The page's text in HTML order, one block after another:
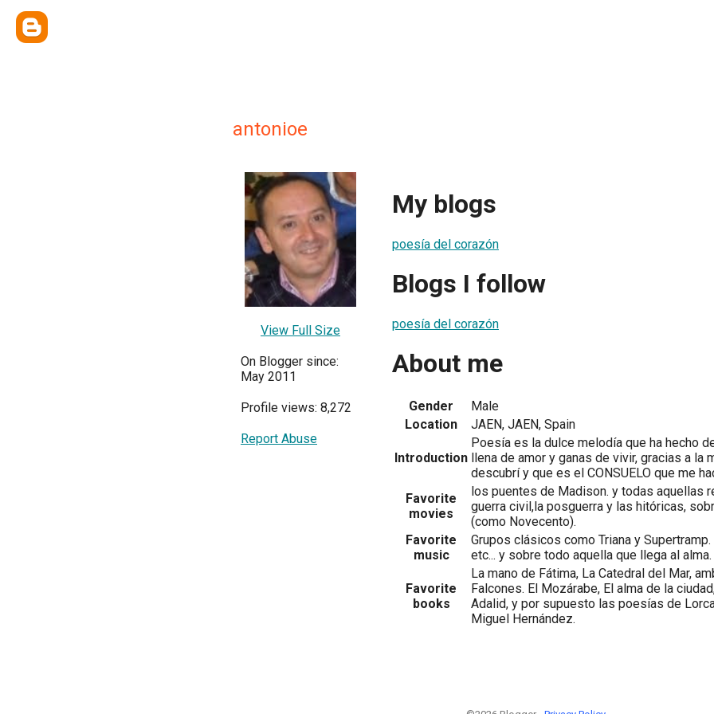
antonioe
View Full Size
On Blogger since:
May 2011
Profile views: 8,272
Report Abuse
My blogs
poesía del corazón
Blogs I follow
poesía del corazón
About me
Gender
Male
Location
JAEN, JAEN, Spain
Introduction
Poesía es la dulce melodía que ha hecho
llena de amor y ganas de vivir, gracias a la
descubrí y que es el CONSUELO que me
Favorite
movies
los puentes de Madison. y todas aquellas
guerra civil,la posguerra y las hitóricas,
(como Novecento).
Favorite
music
Grupos clásicos como Triana y
etc... y sobre todo aquella que llega al alma.
Favorite
books
La mano de Fátima, La Catedral del Mar,
Falcones. El Mozárabe, El alma de la
Adalid, y por supuesto las poesías de
Miguel Hernández.